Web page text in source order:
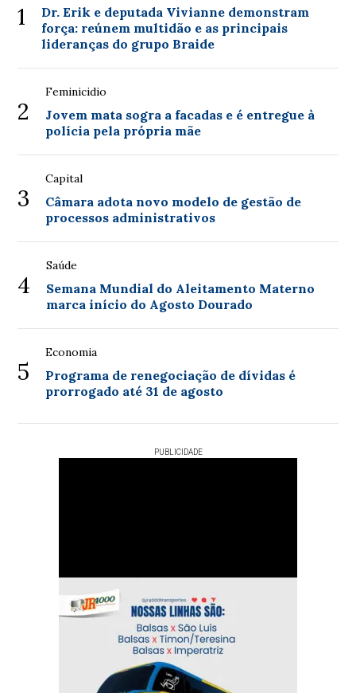
1
Dr. Erik e deputada Vivianne demonstram
força: reúnem multidão e as principais
lideranças do grupo Braide
2
Feminicidio
Jovem mata sogra a facadas e é entregue à
polícia pela própria mãe
3
Capital
Câmara adota novo modelo de gestão de
processos administrativos
4
Saúde
Semana Mundial do Aleitamento Materno
marca início do Agosto Dourado
5
Economia
Programa de renegociação de dívidas é
prorrogado até 31 de agosto
PUBLICIDADE